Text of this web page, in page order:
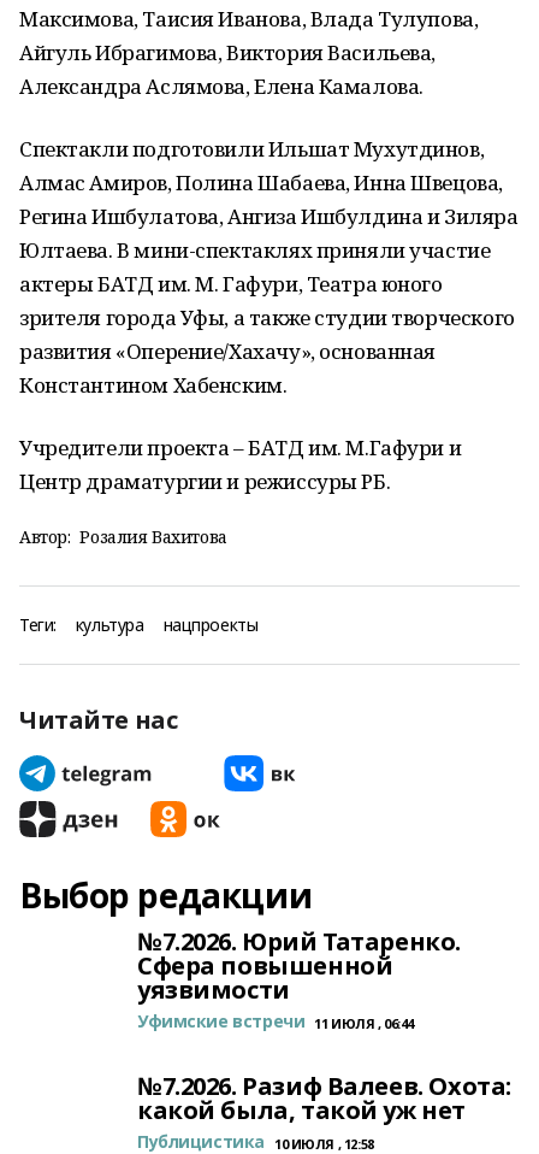
Максимова, Таисия Иванова, Влада Тулупова,
Айгуль Ибрагимова, Виктория Васильева,
Александра Аслямова, Елена Камалова.
Спектакли подготовили Ильшат Мухутдинов,
Алмас Амиров, Полина Шабаева, Инна Швецова,
Регина Ишбулатова, Ангиза Ишбулдина и Зиляра
Юлтаева. В мини-спектаклях приняли участие
актеры БАТД им. М. Гафури, Театра юного
зрителя города Уфы, а также студии творческого
развития «Оперение/Хахачу», основанная
Константином Хабенским.
Учредители проекта – БАТД им. М.Гафури и
Центр драматургии и режиссуры РБ.
Автор: Розалия Вахитова
Теги: культура нацпроекты
Читайте нас
Выбор редакции
№7.2026. Юрий Татаренко.
Сфера повышенной
уязвимости
Уфимские встречи 11 ИЮЛЯ , 06:44
№7.2026. Разиф Валеев. Охота:
какой была, такой уж нет
Публицистика 10 ИЮЛЯ , 12:58